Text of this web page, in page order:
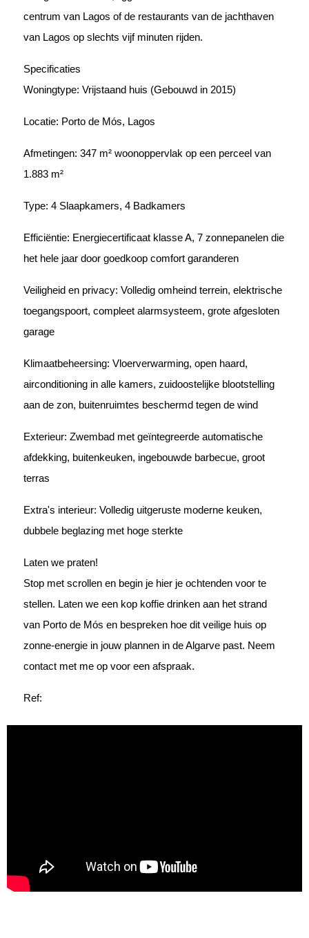
centrum van Lagos of de restaurants van de jachthaven
van Lagos op slechts vijf minuten rijden.
Specificaties
Woningtype: Vrijstaand huis (Gebouwd in 2015)
Locatie: Porto de Mós, Lagos
Afmetingen: 347 m² woonoppervlak op een perceel van
1.883 m²
Type: 4 Slaapkamers, 4 Badkamers
Efficiëntie: Energiecertificaat klasse A, 7 zonnepanelen die
het hele jaar door goedkoop comfort garanderen
Veiligheid en privacy: Volledig omheind terrein, elektrische
toegangspoort, compleet alarmsysteem, grote afgesloten
garage
Klimaatbeheersing: Vloerverwarming, open haard,
airconditioning in alle kamers, zuidoostelijke blootstelling
aan de zon, buitenruimtes beschermd tegen de wind
Exterieur: Zwembad met geïntegreerde automatische
afdekking, buitenkeuken, ingebouwde barbecue, groot
terras
Extra's interieur: Volledig uitgeruste moderne keuken,
dubbele beglazing met hoge sterkte
Laten we praten!
Stop met scrollen en begin je hier je ochtenden voor te
stellen. Laten we een kop koffie drinken aan het strand
van Porto de Mós en bespreken hoe dit veilige huis op
zonne-energie in jouw plannen in de Algarve past. Neem
contact met me op voor een afspraak.
Ref: